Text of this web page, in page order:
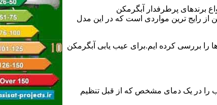
برندهای پرطرفدار آبگرمکن
رایج ترین مواردی است که در این مدل
را بررسی کرده ایم.برای عیب یابی آبگرمکن
را در یک دمای مشخص که از قبل تنظیم